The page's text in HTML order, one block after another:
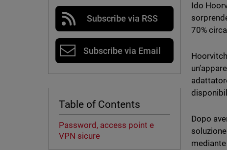
Subscribe via RSS
Subscribe via Email
Table of Contents
Password, access point e
VPN sicure
Ido
70%
Dopo